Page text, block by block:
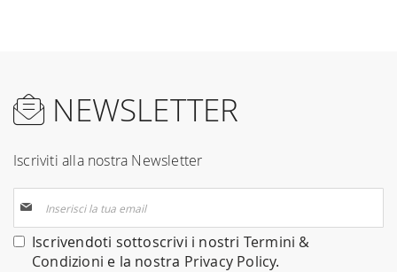
NEWSLETTER
Iscriviti alla nostra Newsletter
alla
nostra
Newsletter:
Iscrivendoti sottoscrivi i nostri Termini &
Condizioni e la nostra Privacy Policy.